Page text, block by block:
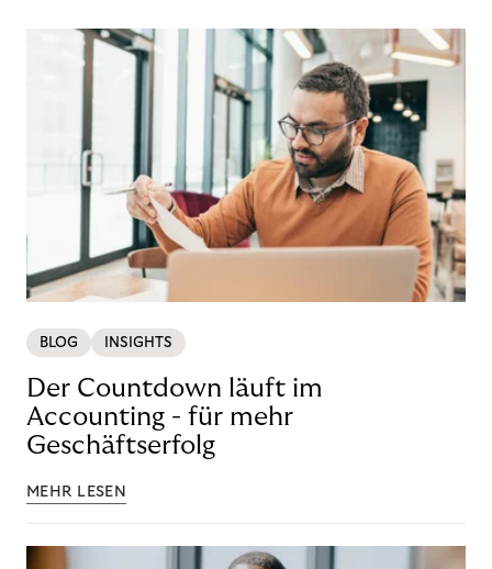
BLOG INSIGHTS
Der Countdown läuft im
Accounting - für mehr
Geschäftserfolg
MEHR LESEN